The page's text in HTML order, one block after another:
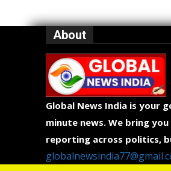
About
Global News India is your
minute news. We bring
reporting across politics,